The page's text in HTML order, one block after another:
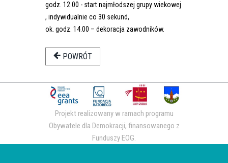
godz. 12.00 - start najmłodszej grupy wiekowej
, indywidualnie co 30 sekund,
ok. godz. 14.00 – dekoracja zawodników.
POWRÓT
Projekt realizowany w ramach programu
Obywatele dla Demokracji, finansowanego z
Funduszy EOG.